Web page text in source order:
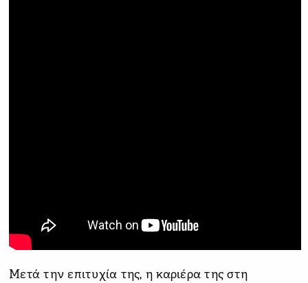
Μετά την επιτυχία της, η καριέρα της στη